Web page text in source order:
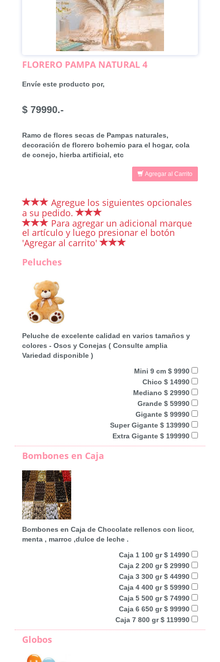
FLORERO PAMPA NATURAL 4
Envíe este producto por,
$ 79990.-
Ramo de flores secas de Pampas naturales,
decoración de florero bohemio para el hogar, cola
de conejo, hierba artificial, etc
Agregar al Carrito
Agregue los siguientes opcionales
a su pedido.
Para agregar un adicional marque
el artículo y luego presionar el botón
'Agregar al carrito'
Peluches
Peluche de excelente calidad en varios tamaños y
colores - Osos y Conejas ( Consulte amplia
Variedad disponible )
Mini 9 cm $ 9990
Chico $ 14990
Mediano $ 29990
Grande $ 59990
Gigante $ 99990
Super Gigante $ 139990
Extra Gigante $ 199990
Bombones en Caja
Bombones en Caja de Chocolate rellenos con licor,
menta , marroc ,dulce de leche .
Caja 1 100 gr $ 14990
Caja 2 200 gr $ 29990
Caja 3 300 gr $ 44990
Caja 4 400 gr $ 59990
Caja 5 500 gr $ 74990
Caja 6 650 gr $ 99990
Caja 7 800 gr $ 119990
Globos